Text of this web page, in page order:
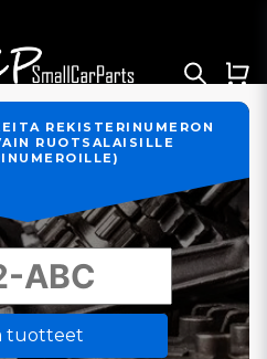
REKISTERINUMERON
RUOTSALAISILLE
tuotteet